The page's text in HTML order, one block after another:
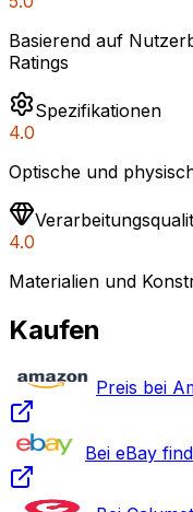
Basierend auf
Ratings
Spezifikationen
4.0
Optische und
4.0
Materialien und
Kaufen
Preis bei
Bei eBay